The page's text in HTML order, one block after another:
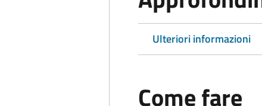
Ulteriori informazioni
Come fare